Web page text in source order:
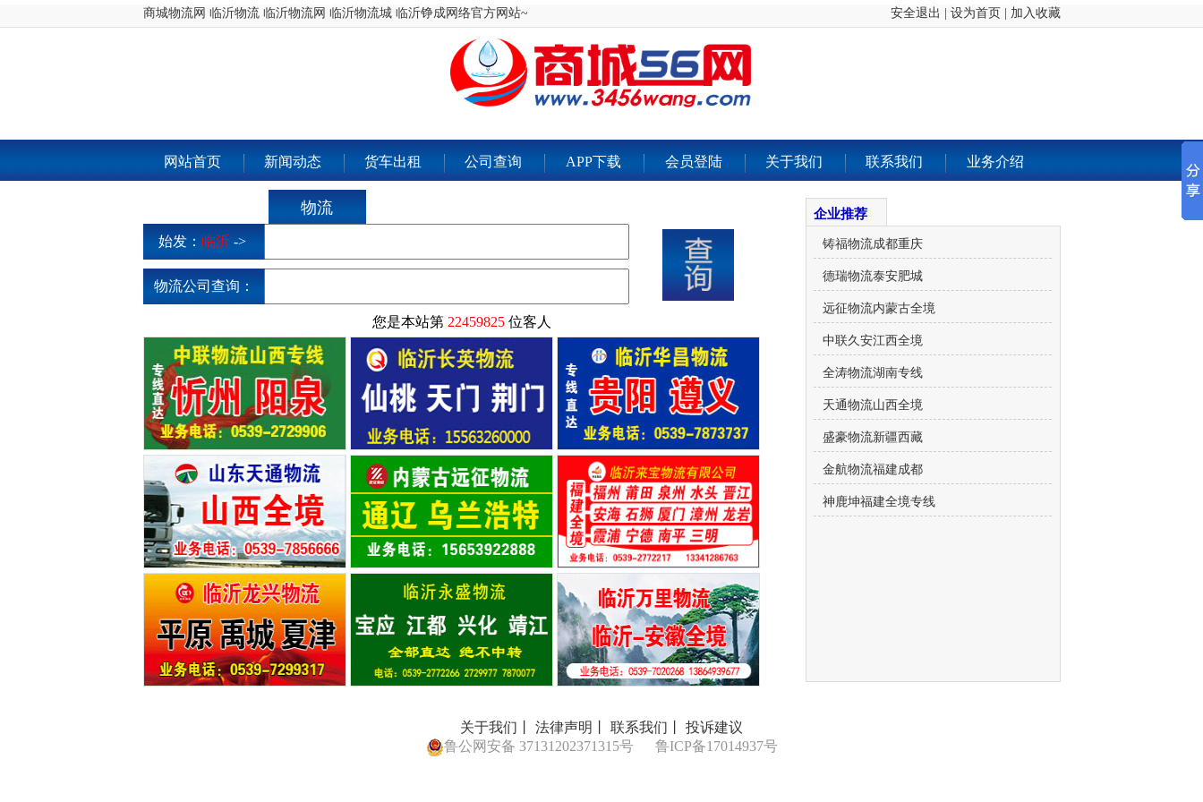
商城物流网 临沂物流 临沂物流网 临沂物流城 临沂铮成网络官方网站~ 安全退出 设为首页 加入收藏
网站首页 新闻动态 货车出租 公司查询 APP下载 会员登陆 关于我们 联系我们 业务介绍
物流
始发： 临沂->
物流公司查询：
您是本站第 22459825位客人
企业推荐
铸福物流成都重庆
德瑞物流泰安肥城
远征物流内蒙古全境
中联久安江西全境
全涛物流湖南专线
天通物流山西全境
盛豪物流新疆西藏
金航物流福建成都
神鹿坤福建全境专线
关于我们丨 法律声明丨 联系我们丨
投诉建议
鲁公网安备 37131202371315号
鲁ICP备17014937号